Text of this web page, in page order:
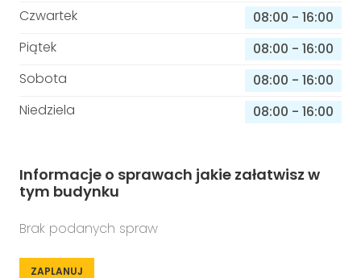
Czwartek
08:00 - 16:00
Piątek
08:00 - 16:00
Sobota
08:00 - 16:00
Niedziela
08:00 - 16:00
Informacje o sprawach jakie załatwisz w
tym budynku
Brak podanych spraw
ZAPLANUJ